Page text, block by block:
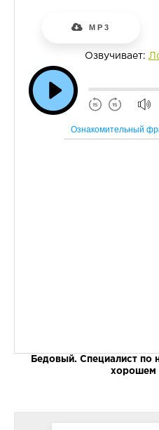
MP3
Озвучивает:
Ознакомительный
Бедовый. Специалист по
хорошем